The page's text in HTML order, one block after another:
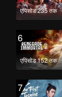
एपिसोड 235 तक
6
एपिसोड 152 तक
7